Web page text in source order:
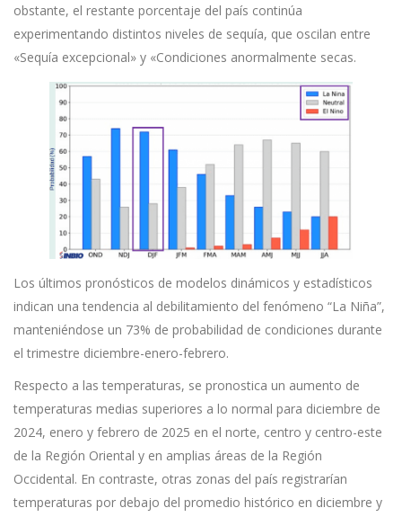
obstante, el restante porcentaje del país continúa
experimentando distintos niveles de sequía, que oscilan entre
«Sequía excepcional» y «Condiciones anormalmente secas.
Los últimos pronósticos de modelos dinámicos y estadísticos
indican una tendencia al debilitamiento del fenómeno “La Niña”,
manteniéndose un 73% de probabilidad de condiciones durante
el trimestre diciembre-enero-febrero.
Respecto a las temperaturas, se pronostica un aumento de
temperaturas medias superiores a lo normal para diciembre de
2024, enero y febrero de 2025 en el norte, centro y centro-este
de la Región Oriental y en amplias áreas de la Región
Occidental. En contraste, otras zonas del país registrarían
temperaturas por debajo del promedio histórico en diciembre y